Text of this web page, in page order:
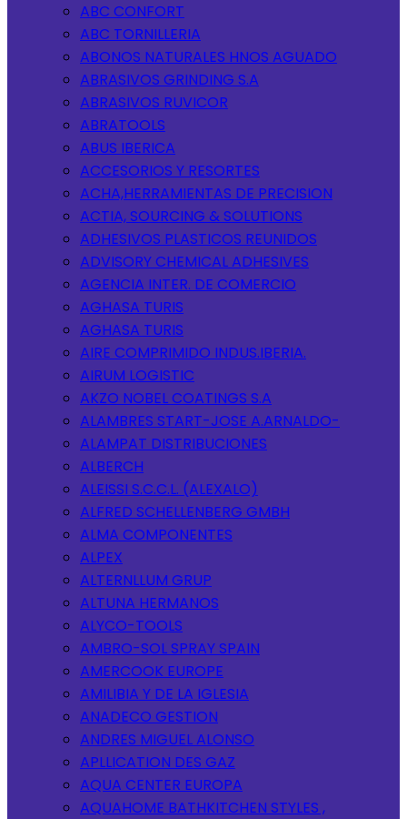
ABC CONFORT
ABC TORNILLERIA
ABONOS NATURALES HNOS AGUADO
ABRASIVOS GRINDING S.A
ABRASIVOS RUVICOR
ABRATOOLS
ABUS IBERICA
ACCESORIOS Y RESORTES
ACHA,HERRAMIENTAS DE PRECISION
ACTIA, SOURCING & SOLUTIONS
ADHESIVOS PLASTICOS REUNIDOS
ADVISORY CHEMICAL ADHESIVES
AGENCIA INTER. DE COMERCIO
AGHASA TURIS
AGHASA TURIS
AIRE COMPRIMIDO INDUS.IBERIA.
AIRUM LOGISTIC
AKZO NOBEL COATINGS S.A
ALAMBRES START-JOSE A.ARNALDO-
ALAMPAT DISTRIBUCIONES
ALBERCH
ALEISSI S.C.C.L. (ALEXALO)
ALFRED SCHELLENBERG GMBH
ALMA COMPONENTES
ALPEX
ALTERNLLUM GRUP
ALTUNA HERMANOS
ALYCO-TOOLS
AMBRO-SOL SPRAY SPAIN
AMERCOOK EUROPE
AMILIBIA Y DE LA IGLESIA
ANADECO GESTION
ANDRES MIGUEL ALONSO
APLLICATION DES GAZ
AQUA CENTER EUROPA
AQUAHOME BATHKITCHEN STYLES ,